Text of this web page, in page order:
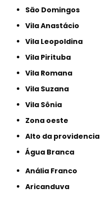
São Domingos
Vila Anastácio
Vila Leopoldina
Vila Pirituba
Vila Romana
Vila Suzana
Vila Sônia
Zona oeste
alto da providencia
Água Branca
Anália Franco
Aricanduva